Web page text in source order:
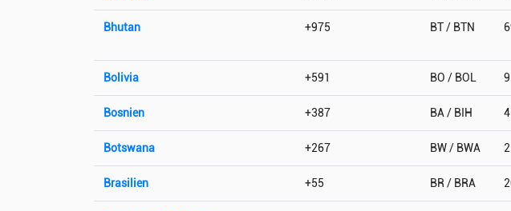
Bhutan +975 BT / BTN
Bolivia +591 BO / BOL
Bosnien +387 BA / BIH
Botswana +267 BW / BWA
Brasilien +55 BR / BRA